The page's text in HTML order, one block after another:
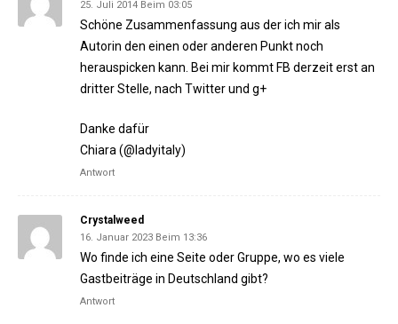
25. Juli 2014 Beim 03:05
Schöne Zusammenfassung aus der ich mir als
Autorin den einen oder anderen Punkt noch
herauspicken kann. Bei mir kommt FB derzeit erst an
dritter Stelle, nach Twitter und g+
Danke dafür
Chiara (@ladyitaly)
Antwort
Crystalweed
16. Januar 2023 Beim 13:36
Wo finde ich eine Seite oder Gruppe, wo es viele
Gastbeiträge in Deutschland gibt?
Antwort